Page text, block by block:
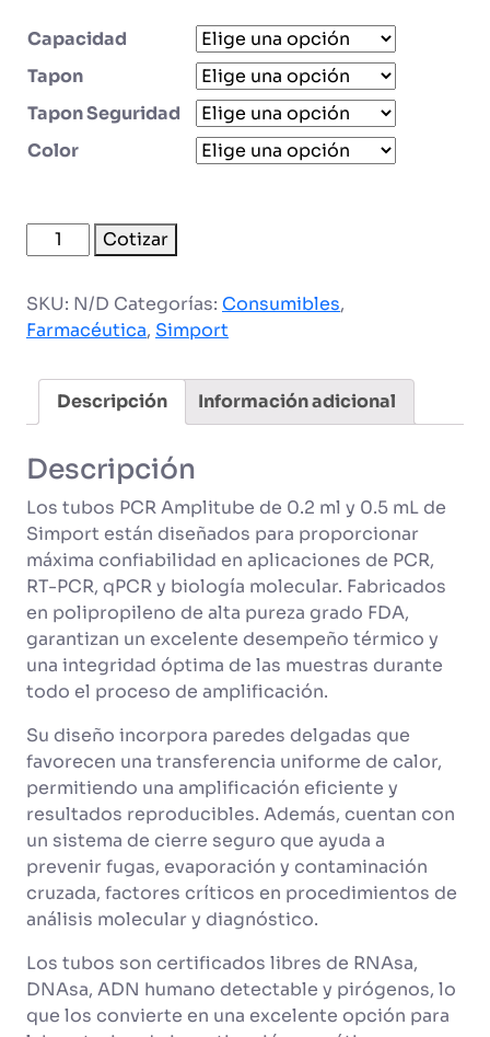
Capacidad
Tapon
Tapon Seguridad
Color
Microtubos
para
cantidad
Cotizar
SKU: N/D Categorías: Consumibles,
Farmacéutica, Simport
Descripción Información adicional
Descripción
Los tubos PCR Amplitube de 0.2 ml y 0.5 mL de
Simport están diseñados para proporcionar
máxima confiabilidad en aplicaciones de PCR,
RT-PCR, qPCR y biología molecular. Fabricados
en polipropileno de alta pureza grado FDA,
garantizan un excelente desempeño térmico y
una integridad óptima de las muestras durante
todo el proceso de amplificación.
Su diseño incorpora paredes delgadas que
favorecen una transferencia uniforme de calor,
permitiendo una amplificación eficiente y
resultados reproducibles. Además, cuentan con
un sistema de cierre seguro que ayuda a
prevenir fugas, evaporación y contaminación
cruzada, factores críticos en procedimientos de
análisis molecular y diagnóstico.
Los tubos son certificados libres de RNAsa,
DNAsa, ADN humano detectable y pirógenos, lo
que los convierte en una excelente opción para